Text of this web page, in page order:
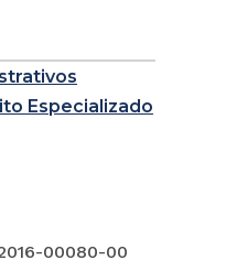
Especializado
00080-00